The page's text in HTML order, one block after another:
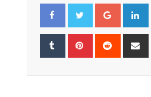
Google+
Tumblr Pinterest Reddit